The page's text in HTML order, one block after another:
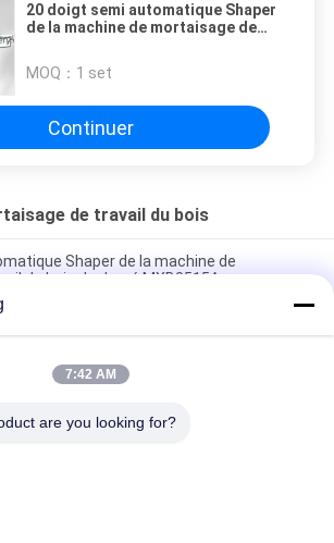
20 doigt semi automatique Shaper
de la machine de mortaisage de
MXB3515A
MOQ： 1 set
Continuer
de travail du bois
Shaper de la machine de
du bois de degré MXB3515A
de 20D Mortiser, machine simple
bois d'axe de MS362B
de 2840r/Min Woodworking Mortising
7:42 AM
are you looking for?